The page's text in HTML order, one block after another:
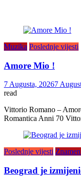
Muzika Poslednje vijesti
Amore Mio !
7 Augusta, 20267
read
Vittorio Romano –
Romantica Anni 70
Poslednje vijesti
Beograd je